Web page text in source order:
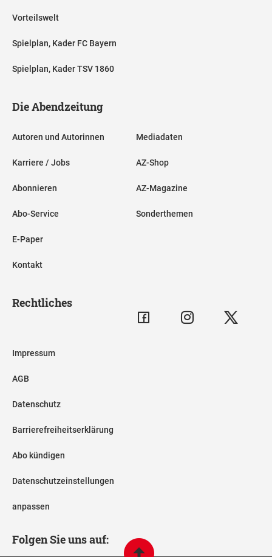
Vorteilswelt
Spielplan, Kader FC Bayern
Spielplan, Kader TSV 1860
Die Abendzeitung
Autoren und Autorinnen
Karriere / Jobs
Abonnieren
Abo-Service
E-Paper
Kontakt
Mediadaten
AZ-Shop
AZ-Magazine
Sonderthemen
Rechtliches
Impressum
AGB
Datenschutz
Barrierefreiheitserklärung
Abo kündigen
Datenschutzeinstellungen
anpassen
Folgen Sie uns auf: